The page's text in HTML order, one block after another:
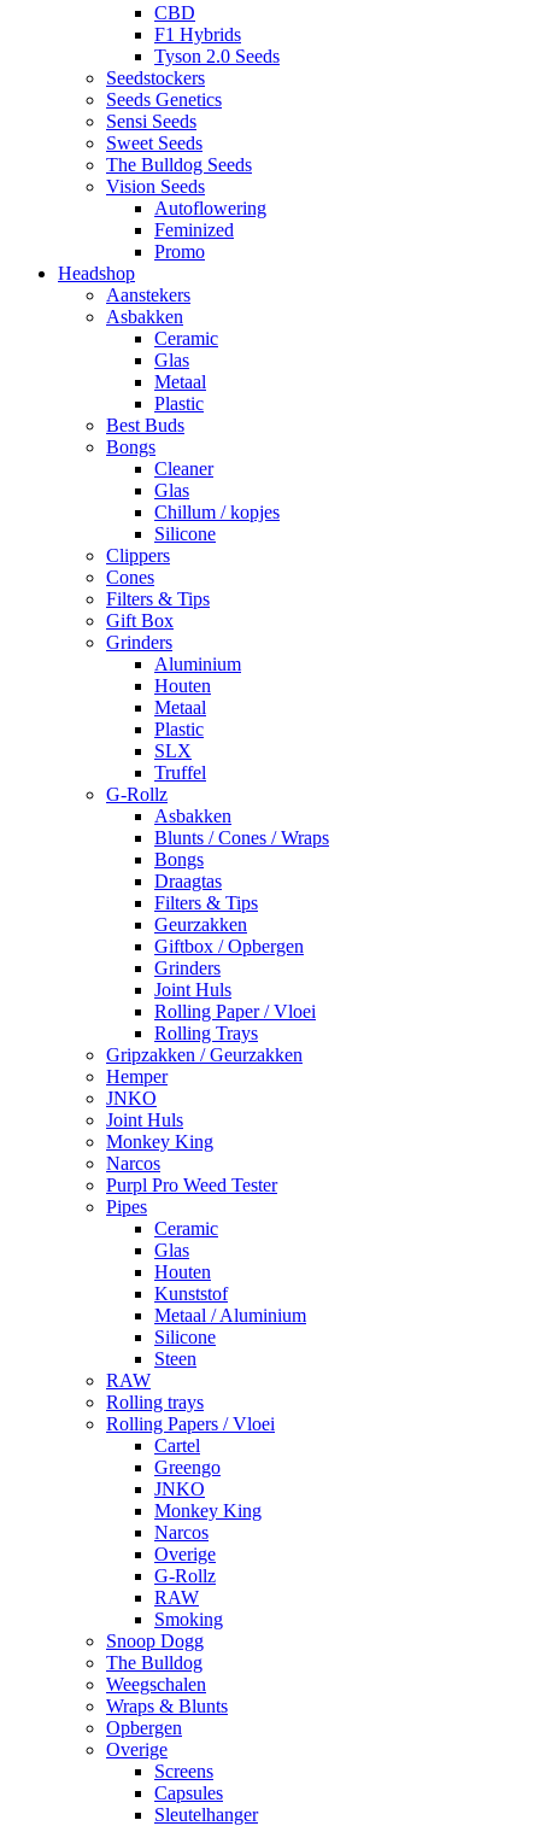
CBD
F1 Hybrids
Tyson 2.0 Seeds
Seedstockers
Seeds Genetics
Sensi Seeds
Sweet Seeds
The Bulldog Seeds
Vision Seeds
Autoflowering
Feminized
Promo
Headshop
Aanstekers
Asbakken
Ceramic
Glas
Metaal
Plastic
Best Buds
Bongs
Cleaner
Glas
Chillum / kopjes
Silicone
Clippers
Cones
Filters & Tips
Gift Box
Grinders
Aluminium
Houten
Metaal
Plastic
SLX
Truffel
G-Rollz
Asbakken
Blunts / Cones / Wraps
Bongs
Draagtas
Filters & Tips
Geurzakken
Giftbox / Opbergen
Grinders
Joint Huls
Rolling Paper / Vloei
Rolling Trays
Gripzakken / Geurzakken
Hemper
JNKO
Joint Huls
Monkey King
Narcos
Purpl Pro Weed Tester
Pipes
Ceramic
Glas
Houten
Kunststof
Metaal / Aluminium
Silicone
Steen
RAW
Rolling trays
Rolling Papers / Vloei
Cartel
Greengo
JNKO
Monkey King
Narcos
Overige
G-Rollz
RAW
Smoking
Snoop Dogg
The Bulldog
Weegschalen
Wraps & Blunts
Opbergen
Overige
Screens
Capsules
Sleutelhanger